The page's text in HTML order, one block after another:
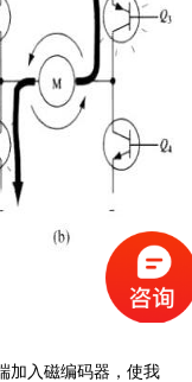
加入磁编码器，使我